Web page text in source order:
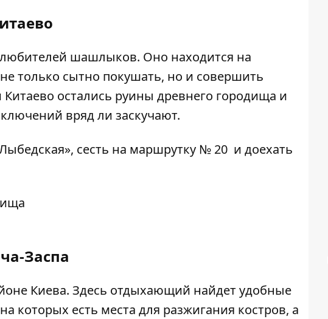
любителей шашлыков. Оно находится на
только сытно покушать, но и совершить
остались руины древнего городища и
вряд ли заскучают.
сесть на маршрутку № 20 и доехать
Заспа
Киева. Здесь отдыхающий найдет удобные
есть места для разжигания костров, а